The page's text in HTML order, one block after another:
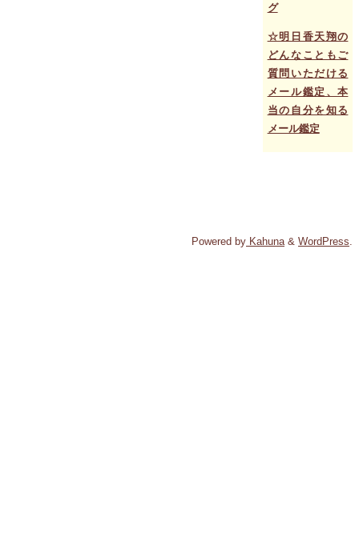
グ
☆明日香天翔の
どんなこともご
質問いただける
メール鑑定、本
当の自分を知る
メール鑑定
Powered by Kahuna& WordPress.